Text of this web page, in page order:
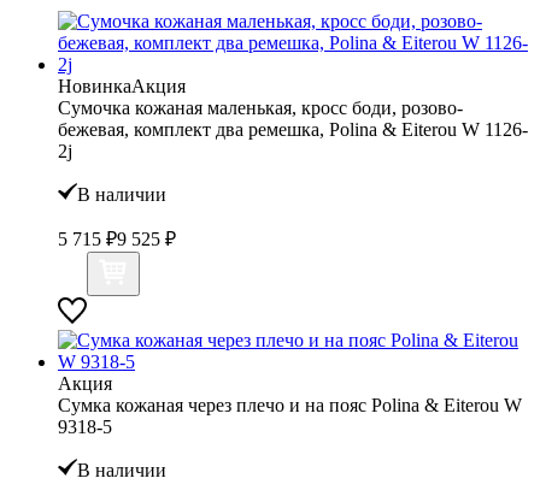
НовинкаАкция
Сумочка кожаная маленькая, кросс боди, розово-
бежевая, комплект два ремешка, Polina & Eiterou W 1126-
2j
В наличии
5 715 ₽9 525 ₽
Акция
Сумка кожаная через плечо и на пояс Polina & Eiterou W
9318-5
В наличии